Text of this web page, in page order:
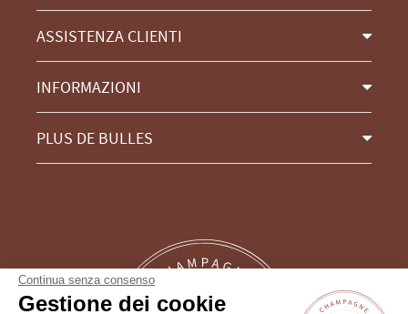
ASSISTENZA CLIENTI
INFORMAZIONI
PLUS DE BULLES
Continua senza consenso
Gestione dei cookie